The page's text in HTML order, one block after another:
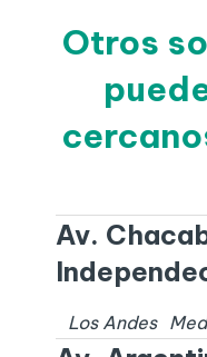
Otros
Av.
Los Andes